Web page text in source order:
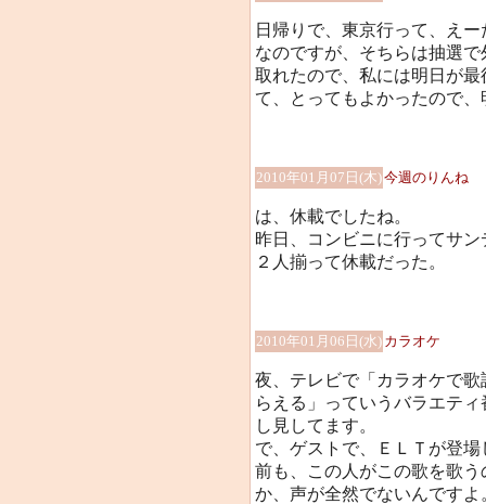
日帰りで、東京行って、え
なのですが、そちらは抽選
取れたので、私には明日が
て、とってもよかったので
2010年01月07日(木)今週のりんね
は、休載でしたね。
昨日、コンビニに行ってサ
２人揃って休載だった。
2010年01月06日(水) カラオケ
夜、テレビで「カラオケで
らえる」っていうバラエテ
し見してます。
で、ゲストで、ＥＬＴが登
前も、この人がこの歌を歌
か、声が全然でないんです